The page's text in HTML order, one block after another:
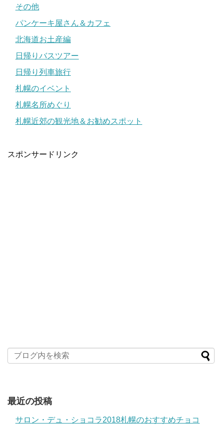
その他
パンケーキ屋さん＆カフェ
北海道お土産編
日帰りバスツアー
日帰り列車旅行
札幌のイベント
札幌名所めぐり
札幌近郊の観光地＆お勧めスポット
スポンサードリンク
最近の投稿
サロン・デュ・ショコラ2018札幌のおすすめチョコ